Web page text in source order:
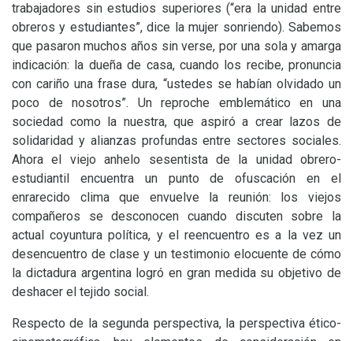
trabajadores sin estudios superiores (“era la unidad entre
obreros y estudiantes”, dice la mujer sonriendo). Sabemos
que pasaron muchos años sin verse, por una sola y amarga
indicación: la dueña de casa, cuando los recibe, pronuncia
con cariño una frase dura, “ustedes se habían olvidado un
poco de nosotros”. Un reproche emblemático en una
sociedad como la nuestra, que aspiró a crear lazos de
solidaridad y alianzas profundas entre sectores sociales.
Ahora el viejo anhelo sesentista de la unidad obrero-
estudiantil encuentra un punto de ofuscación en el
enrarecido clima que envuelve la reunión: los viejos
compañeros se desconocen cuando discuten sobre la
actual coyuntura política, y el reencuentro es a la vez un
desencuentro de clase y un testimonio elocuente de cómo
la dictadura argentina logró en gran medida su objetivo de
deshacer el tejido social.
Respecto de la segunda perspectiva, la perspectiva ético-